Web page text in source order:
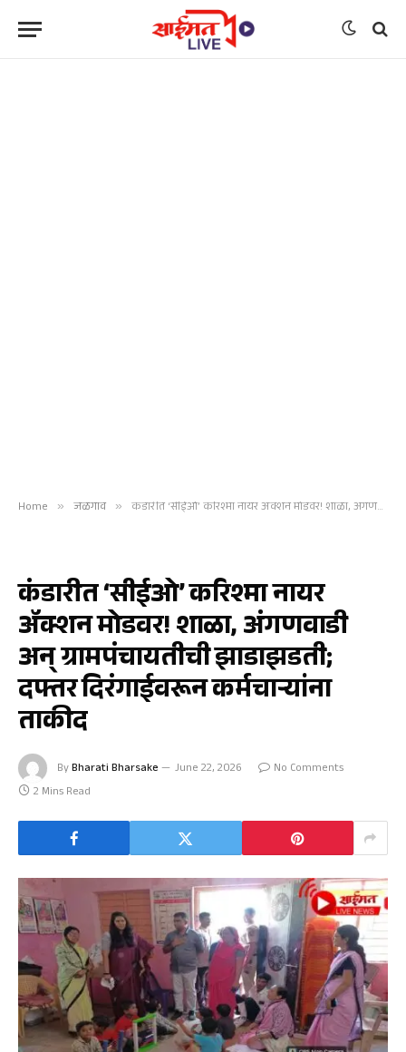
Home » जळगाव » कंडारीत ‘सीईओ’ करिश्मा नायर ॲक्शन मोडवर! शाळा, अंगणवाडी अन् ग्रामपंचायतीची झाडाझडती; दफ्तर दिरंगाईवरून कर्मचाऱ्यांना ताकीद
कंडारीत ‘सीईओ’ करिश्मा नायर
ॲक्शन मोडवर! शाळा, अंगणवाडी
अन् ग्रामपंचायतीची झाडाझडती;
दफ्तर दिरंगाईवरून कर्मचाऱ्यांना
ताकीद
ByBharati Bharsake June 22, 2026
No Comments
2 Mins Read